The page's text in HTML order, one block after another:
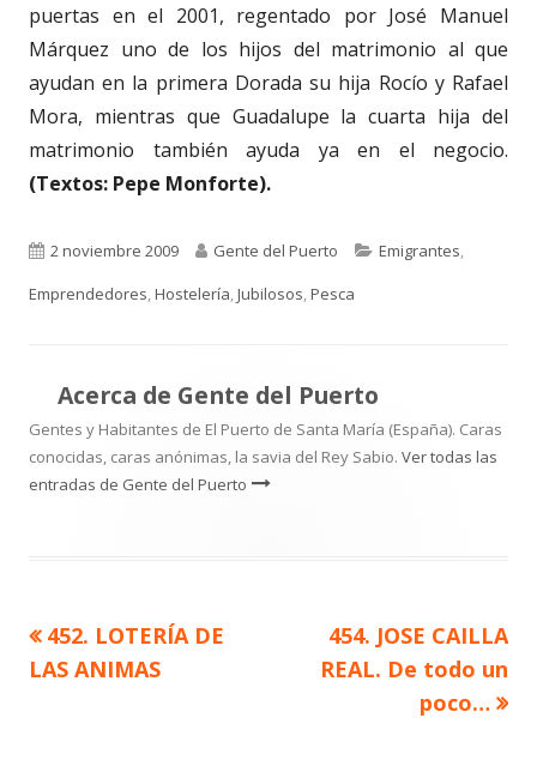
puertas en el 2001, regentado por José Manuel
Márquez uno de los hijos del matrimonio al que
ayudan en la primera Dorada su hija Rocío y Rafael
Mora, mientras que Guadalupe la cuarta hija del
matrimonio también ayuda ya en el negocio.
(Textos: Pepe Monforte).
Publicado
el
2 noviembre 2009 Autor
Gente del Puerto Categorías
Emigrantes,
Emprendedores,Hostelería,Jubilosos,Pesca
Acerca de Gente del Puerto
Gentes y Habitantes de El Puerto de Santa María (España). Caras
conocidas, caras anónimas, la savia del Rey Sabio. Ver todas las
entradas de Gente del Puerto
Navegación
Artículo
anterior
452. LOTERÍA DE
LAS ANIMAS
Artículo
siguiente
454. JOSE CAILLA
REAL. De todo un
poco…